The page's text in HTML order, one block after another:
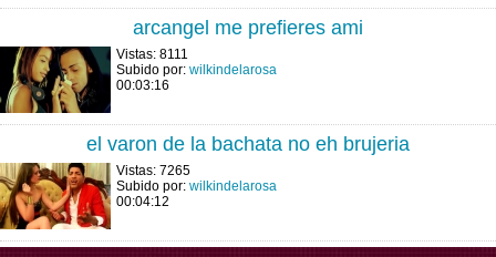
arcangel me prefieres ami
Vistas: 8111
Subido por: wilkindelarosa
00:03:16
el varon de la bachata no eh brujeria
Vistas: 7265
Subido por: wilkindelarosa
00:04:12